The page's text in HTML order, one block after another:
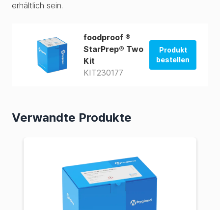
erhältlich sein.
foodproof ®
StarPrep® Two
Kit
KIT230177
Produkt
bestellen
Verwandte Produkte